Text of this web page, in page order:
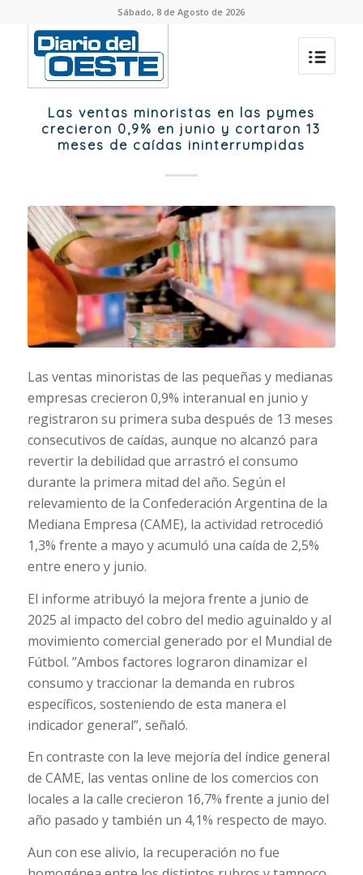
Sábado, 8 de Agosto de 2026
Las ventas minoristas en las pymes
crecieron 0,9% en junio y cortaron 13
meses de caídas ininterrumpidas
Las ventas minoristas de las pequeñas y medianas
empresas crecieron 0,9% interanual en junio y
registraron su primera suba después de 13 meses
consecutivos de caídas, aunque no alcanzó para
revertir la debilidad que arrastró el consumo
durante la primera mitad del año. Según el
relevamiento de la Confederación Argentina de la
Mediana Empresa (CAME), la actividad retrocedió
1,3% frente a mayo y acumuló una caída de 2,5%
entre enero y junio.
El informe atribuyó la mejora frente a junio de
2025 al impacto del cobro del medio aguinaldo y al
movimiento comercial generado por el Mundial de
Fútbol. ”Ambos factores lograron dinamizar el
consumo y traccionar la demanda en rubros
específicos, sosteniendo de esta manera el
indicador general”, señaló.
En contraste con la leve mejoría del índice general
de CAME, las ventas online de los comercios con
locales a la calle crecieron 16,7% frente a junio del
año pasado y también un 4,1% respecto de mayo.
Aun con ese alivio, la recuperación no fue